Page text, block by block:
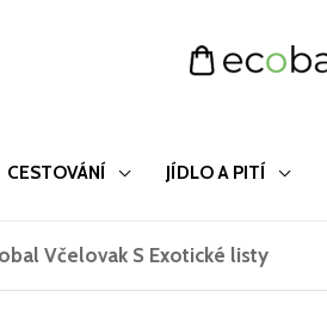
CESTOVÁNÍ JÍDLO A PITÍ
Včelovak S Exotické listy